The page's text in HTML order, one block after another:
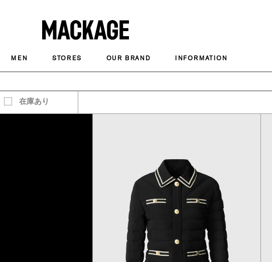
MACKAGE
MEN STORES OUR BRAND INFORMATION
在庫あり